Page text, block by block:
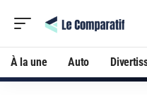
À la une Auto